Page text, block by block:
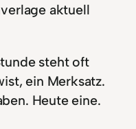
aktuell
steht oft
ein Merksatz.
Heute eine.